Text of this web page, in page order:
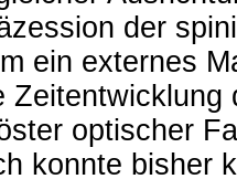
der
ein externes
Zeitentwicklung
optischer
konnte bisher